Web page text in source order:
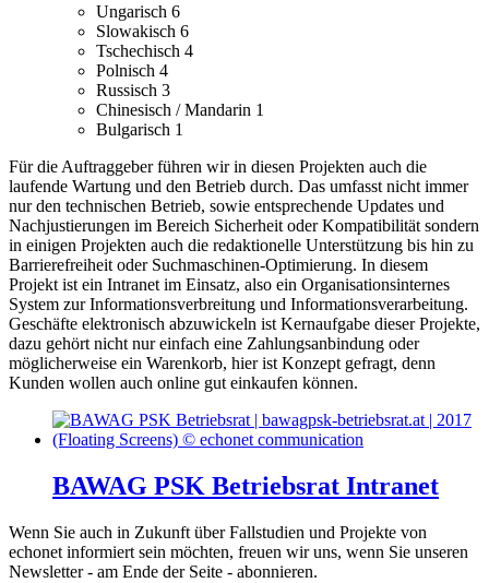
Ungarisch 6
Slowakisch 6
Tschechisch 4
Polnisch 4
Russisch 3
Chinesisch / Mandarin 1
Bulgarisch 1
Für die Auftraggeber führen wir in diesen Projekten auch die
laufende Wartung und den Betrieb durch. Das umfasst nicht immer
nur den technischen Betrieb, sowie entsprechende Updates und
Nachjustierungen im Bereich Sicherheit oder Kompatibilität sondern
in einigen Projekten auch die redaktionelle Unterstützung bis hin zu
Barrierefreiheit oder Suchmaschinen-Optimierung. In diesem
Projekt ist ein Intranet im Einsatz, also ein Organisationsinternes
System zur Informationsverbreitung und Informationsverarbeitung.
Geschäfte elektronisch abzuwickeln ist Kernaufgabe dieser Projekte,
dazu gehört nicht nur einfach eine Zahlungsanbindung oder
möglicherweise ein Warenkorb, hier ist Konzept gefragt, denn
Kunden wollen auch online gut einkaufen können.
BAWAG PSK Betriebsrat Intranet
Wenn Sie auch in Zukunft über Fallstudien und Projekte von
echonet informiert sein möchten, freuen wir uns, wenn Sie unseren
Newsletter - am Ende der Seite - abonnieren.